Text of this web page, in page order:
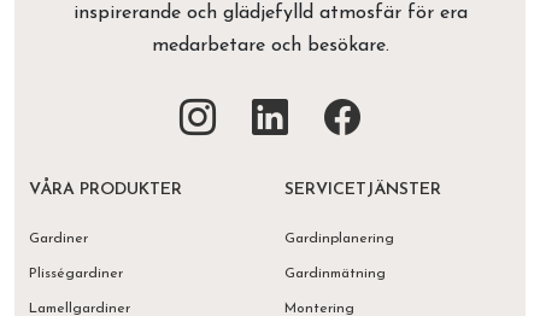
inspirerande och glädjefylld atmosfär för era
medarbetare och besökare.
VÅRA PRODUKTER
Gardiner
Plisségardiner
Lamellgardiner
SERVICETJÄNSTER
Gardinplanering
Gardinmätning
Montering